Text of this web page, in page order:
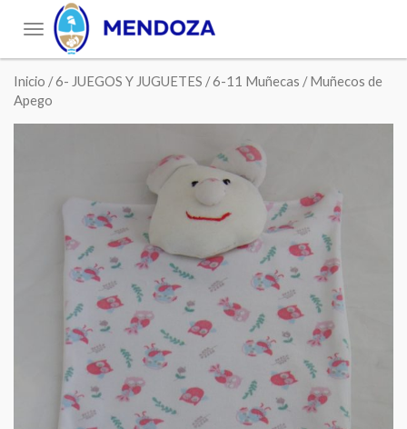
Toggle
navigation
Inicio /6- JUEGOS Y JUGUETES /6-11 Muñecas / Muñecos de
Apego